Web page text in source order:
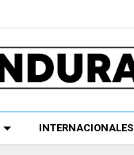
INTERNACIONALES